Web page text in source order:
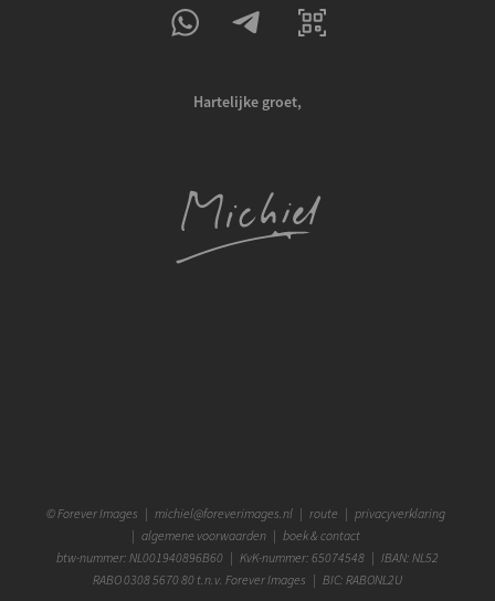
Hartelijke groet,
©Forever Images | michiel@foreverimages.nl | route | privacyverklaring
| algemene voorwaarden | boek & contact
btw-nummer: NL001940896B60 | KvK-nummer: 65074548 | IBAN: NL52
RABO 0308 5670 80 t.n.v. Forever Images | BIC: RABONL2U